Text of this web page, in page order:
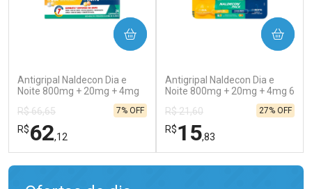
Antigripal Naldecon Dia e
Noite 800mg + 20mg + 4mg
R$ 66,65
R$62,12
7% OFF
COMPRAR
Antigripal Naldecon Dia e
Noite 800mg + 20mg + 4mg 6
R$ 21,60
R$15,83
27% OFF
COMPRAR